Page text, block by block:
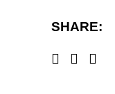
SHARE: